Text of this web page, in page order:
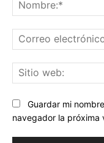
Guardar mi
navegador la próxima